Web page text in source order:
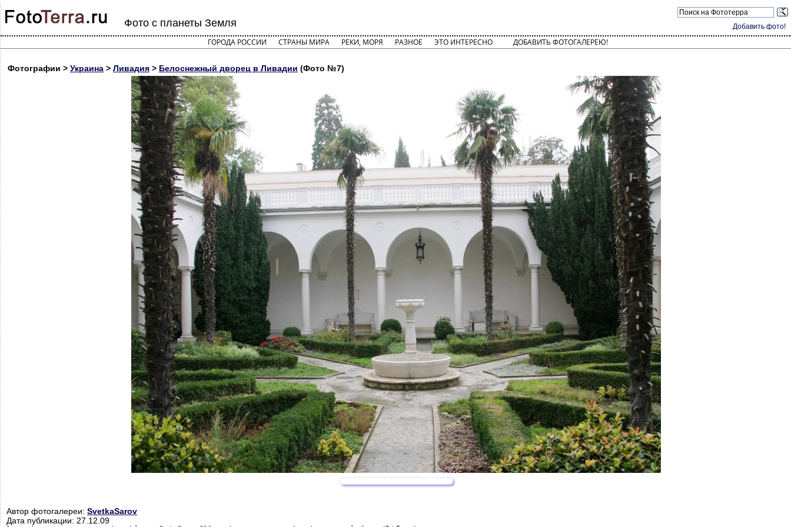
Добавить фото!
Фото с планеты Земля
ГОРОДА РОССИИ СТРАНЫ МИРА РЕКИ, МОРЯ РАЗНОЕ ЭТО ИНТЕРЕСНО ДОБАВИТЬ ФОТОГАЛЕРЕЮ!
Фотографии > Украина > Ливадия > Белоснежный дворец в Ливадии (Фото №7)
Автор фотогалереи: SvetkaSarov
Дата публикации: 27.12.09